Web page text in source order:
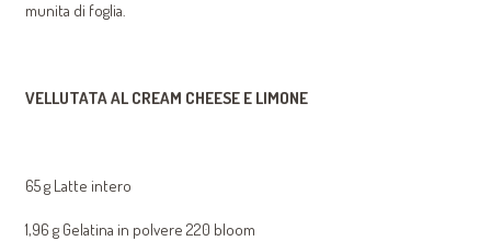
munita di foglia.
VELLUTATA AL CREAM CHEESE E LIMONE
65 g Latte intero
1,96 g Gelatina in polvere 220 bloom